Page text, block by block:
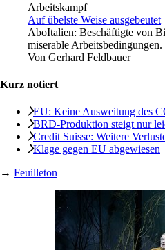
Arbeitskampf
Auf übelste Weise ausgebeutet
AboItalien: Beschäftigte von
miserable Arbeitsbedingungen.
Von Gerhard Feldbauer
Kurz notiert
EU: Keine Ausweitung des
BRD-Produktion steigt nur
Credit Suisse: Weitere
Klage gegen EU abgewiesen
→ Feuilleton